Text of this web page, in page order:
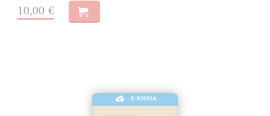
10,00 €
E-KNIHA